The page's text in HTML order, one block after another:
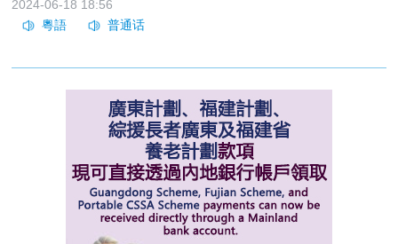
2024-06-18 18:56